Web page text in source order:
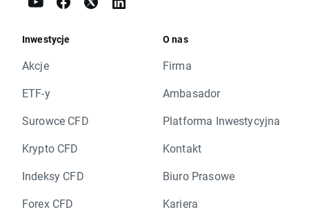
Inwestycje
Akcje
ETF-y
Surowce CFD
Krypto CFD
Indeksy CFD
Forex CFD
O nas
Firma
Ambasador
Platforma Inwestycyjna
Kontakt
Biuro Prasowe
Kariera